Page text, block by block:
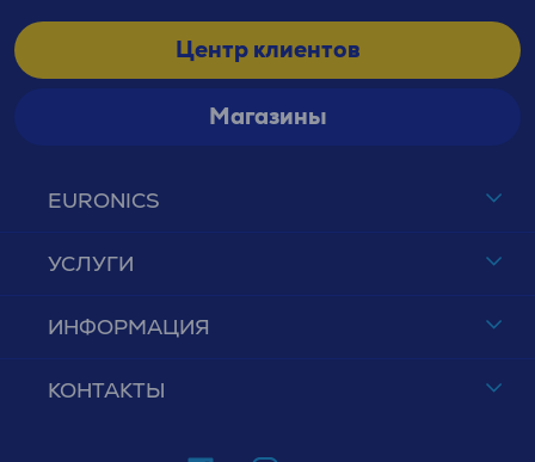
EURONICS
УСЛУГИ
ИНФОРМАЦИЯ
КОНТАКТЫ
Центр клиентов
Магазины